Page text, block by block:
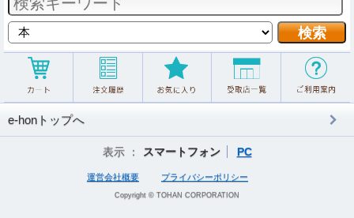
e-honトップへ
表示 ： スマートフォン PC
運営会社概要 プライバシーポリシー
Copyright © TOHAN CORPORATION